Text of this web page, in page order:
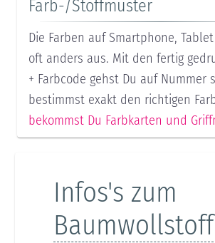
Farb-/Stoffmuster
Die Farben auf Smartphone,
oft anders aus. Mit den fertig
+ Farbcode gehst Du auf Nummer
bestimmst exakt den richtigen
bekommst Du Farbkarten und
Infos's zum
Baumwollstoff